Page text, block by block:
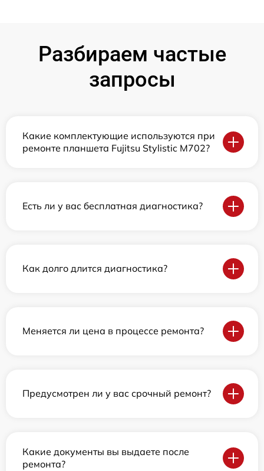
Разбираем частые
запросы
Какие комплектующие используются при
ремонте планшета Fujitsu Stylistic M702?
Есть ли у вас бесплатная диагностика?
Как долго длится диагностика?
Меняется ли цена в процессе ремонта?
Предусмотрен ли у вас срочный ремонт?
Какие документы вы выдаете после
ремонта?